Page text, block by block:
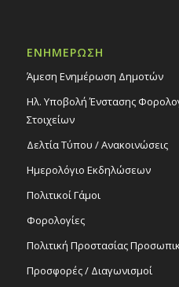
ΕΝΗΜΕΡΩΣΗ
Άμεση Ενημέρωση Δημοτών
Ηλ. Υποβολή Ένστασης
Στοιχείων
Δελτία Τύπου / Ανακοινώσεις
Ημερολόγιο Εκδηλώσεων
Πολιτικοί Γάμοι
Φορολογίες
Πολιτική Προστασίας
Προσφορές / Διαγωνισμοί